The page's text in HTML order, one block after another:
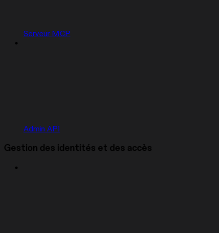
Serveur MCP
Admin API
Gestion des identités et des accès